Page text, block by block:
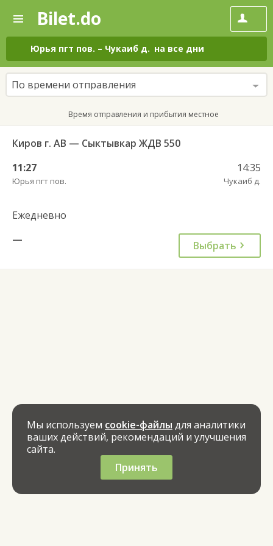
—
Поиск
и
покупка
билетов
на
автобус
онлайн
Bilet.do
Юрья пгт пов. – Чукаиб д. на все дни
По времени отправления
Время отправления и прибытия местное
Киров г. АВ — Сыктывкар ЖДВ 550
11:27
Юрья пгт пов.
14:35
Чукаиб д.
Ежедневно
—
Выбрать
Мы используем cookie-файлы для аналитики
ваших действий, рекомендаций и улучшения
сайта.
Принять